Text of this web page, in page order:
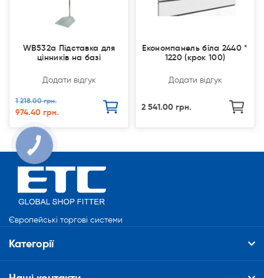
WB532a Підставка для
цінників на базі
Додати відгук
1 218.00 грн.
974.40 грн.
Економпанель біла 2440 *
1220 (крок 100)
Додати відгук
2 541.00 грн.
Європейські торгові системи
Категорії